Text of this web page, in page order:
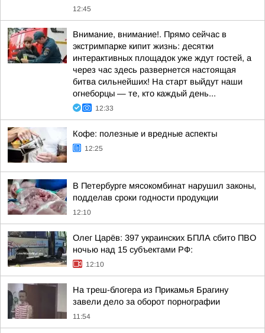
12:45
Внимание, внимание!. Прямо сейчас в
экстримпарке кипит жизнь: десятки
интерактивных площадок уже ждут гостей, а
через час здесь развернется настоящая
битва сильнейших! На старт выйдут наши
огнеборцы — те, кто каждый день...
12:33
Кофе: полезные и вредные аспекты
12:25
В Петербурге мясокомбинат нарушил законы,
подделав сроки годности продукции
12:10
Олег Царёв: 397 украинских БПЛА сбито ПВО
ночью над 15 субъектами РФ:
12:10
На треш-блогера из Прикамья Брагину
завели дело за оборот порнографии
11:54